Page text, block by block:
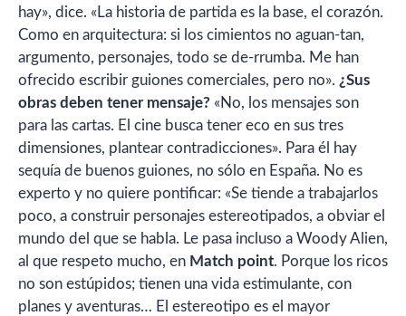
hay», dice. «La historia de partida es la base, el corazón.
Como en arquitectura: si los cimientos no aguan-tan,
argumento, personajes, todo se de-rrumba. Me han
ofrecido escribir guiones comerciales, pero no». ¿Sus
obras deben tener mensaje? «No, los mensajes son
para las cartas. El cine busca tener eco en sus tres
dimensiones, plantear contradicciones». Para él hay
sequía de buenos guiones, no sólo en España. No es
experto y no quiere pontificar: «Se tiende a trabajarlos
poco, a construir personajes estereotipados, a obviar el
mundo del que se habla. Le pasa incluso a Woody Alien,
al que respeto mucho, en Match point. Porque los ricos
no son estúpidos; tienen una vida estimulante, con
planes y aventuras… El estereotipo es el mayor